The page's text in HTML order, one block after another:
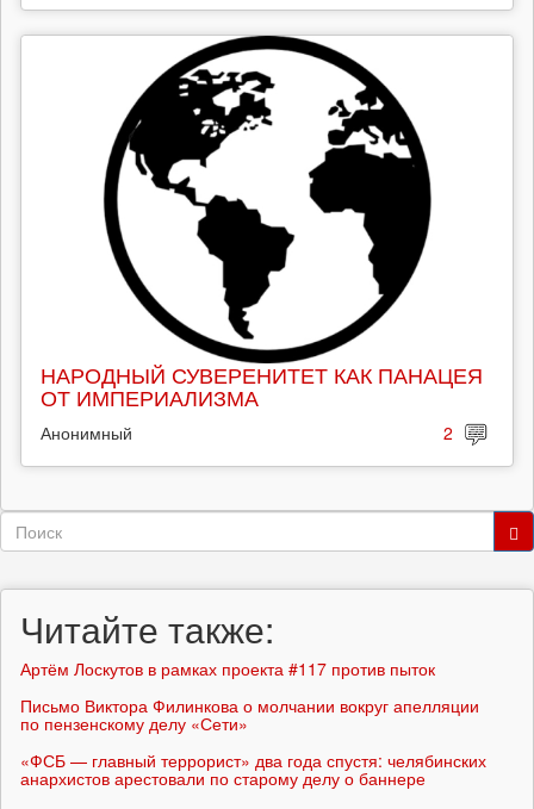
НАРОДНЫЙ СУВЕРЕНИТЕТ КАК ПАНАЦЕЯ
ОТ ИМПЕРИАЛИЗМА
Анонимный 2
Форма
Читайте также:
Артём Лоскутов в рамках проекта #117 против пыток
Письмо Виктора Филинкова о молчании вокруг апелляции
по пензенскому делу «Сети»
«ФСБ — главный террорист» два года спустя: челябинских
анархистов арестовали по старому делу о баннере